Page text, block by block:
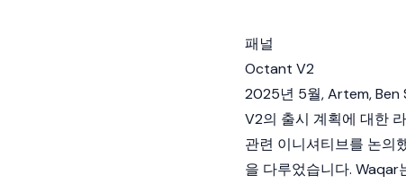
패널
Octant V2
2025년 5월, Artem, Ben
V2의 출시 계획에 대한
관련 이니셔티브를 논의
을 다루었습니다.